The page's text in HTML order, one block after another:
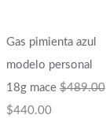
Gas pimienta azul
modelo personal
18g mace $489.00
$440.00